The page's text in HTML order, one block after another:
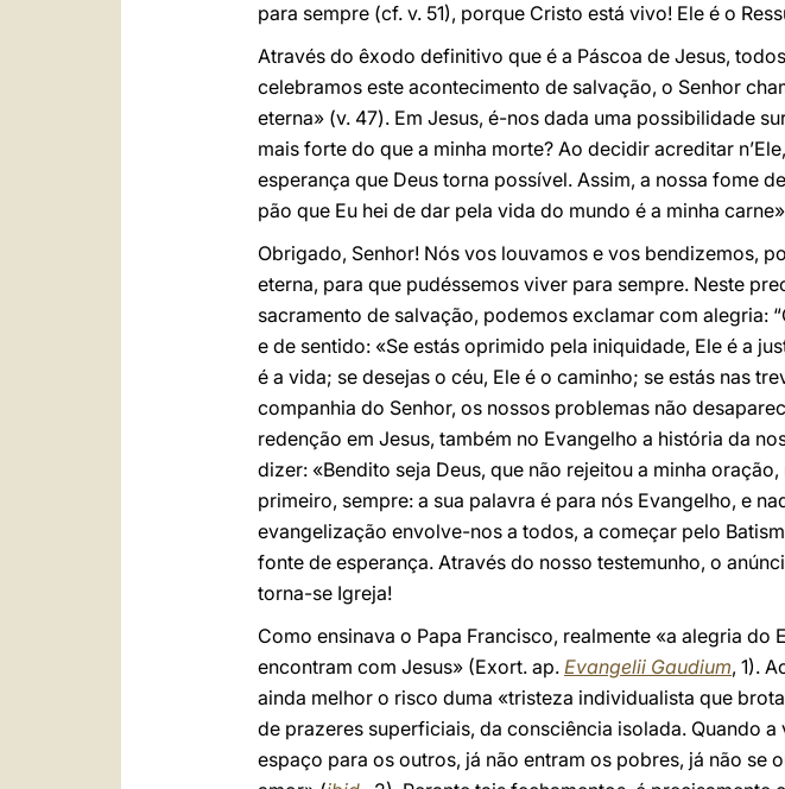
para sempre (cf. v. 51), porque Cristo está vivo! Ele é o
Através do êxodo definitivo que é a Páscoa de Jesus,
celebramos este acontecimento de salvação, o Senhor
eterna» (v. 47). Em Jesus, é-nos dada uma possibilidade
mais forte do que a minha morte? Ao decidir acreditar
esperança que Deus torna possível. Assim, a nossa fome
pão que Eu hei de dar pela vida do mundo é a minha
Obrigado, Senhor! Nós vos louvamos e vos bendizemos,
eterna, para que pudéssemos viver para sempre. Neste
sacramento de salvação, podemos exclamar com alegria:
e de sentido: «Se estás oprimido pela iniquidade, Ele é a
é a vida; se desejas o céu, Ele é o caminho; se estás nas
companhia do Senhor, os nossos problemas não
redenção em Jesus, também no Evangelho a história da
dizer: «Bendito seja Deus, que não rejeitou a minha
primeiro, sempre: a sua palavra é para nós Evangelho, e
evangelização envolve-nos a todos, a começar pelo
fonte de esperança. Através do nosso testemunho, o
torna-se Igreja!
Como ensinava o Papa Francisco, realmente «a alegria
encontram com Jesus» (Exort. ap. Evangelii Gaudium, 1).
ainda melhor o risco duma «tristeza individualista que
de prazeres superficiais, da consciência isolada. Quando
espaço para os outros, já não entram os pobres, já não se